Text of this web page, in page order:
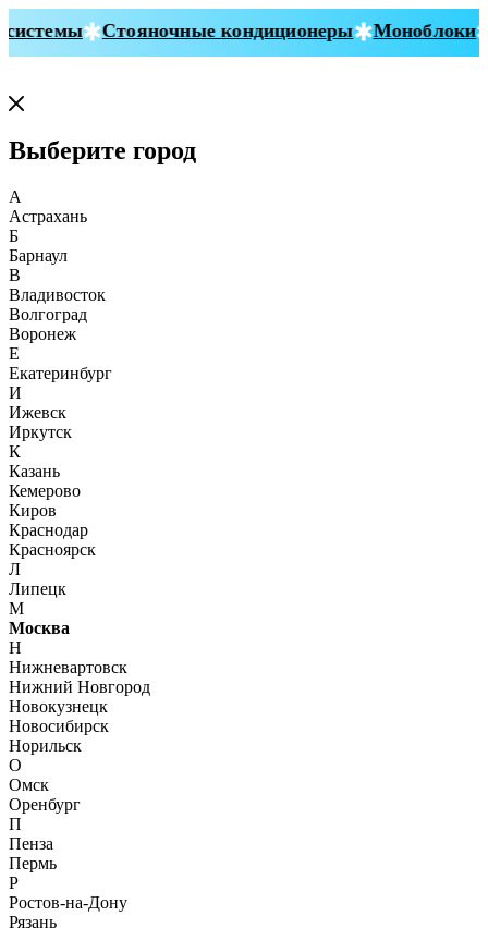
Стояночные кондиционеры Моноблоки
Выберите город
А
Астрахань
Б
Барнаул
В
Владивосток
Волгоград
Воронеж
Е
Екатеринбург
И
Ижевск
Иркутск
К
Казань
Кемерово
Киров
Краснодар
Красноярск
Л
Липецк
М
Москва
Н
Нижневартовск
Нижний Новгород
Новокузнецк
Новосибирск
Норильск
О
Омск
Оренбург
П
Пенза
Пермь
Р
Ростов-на-Дону
Рязань